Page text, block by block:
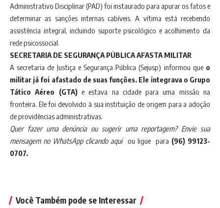
Administrativo Disciplinar (PAD) foi instaurado para apurar os fatos e
determinar as sanções internas cabíveis. A vítima está recebendo
assistência integral, incluindo suporte psicológico e acolhimento da
rede psicossocial.
SECRETARIA DE SEGURANÇA PÚBLICA AFASTA MILITAR
A secretaria de Justiça e Segurança Pública (Sejusp) informou que o
militar já foi afastado de suas funções. Ele integrava o Grupo
Tático Aéreo (GTA)e estava na cidade para uma missão na
fronteira. Ele foi devolvido à sua instituição de origem para a adoção
de providências administrativas.
Quer fazer uma denúncia ou sugerir uma reportagem? Envie sua
mensagem no WhatsApp clicando aquiou ligue para (96) 99123-
0707.
Você Também pode se Interessar